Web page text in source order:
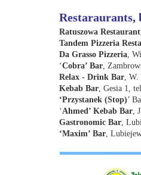
Restaraurants,
Ratuszowa Restaurant
Tandem Pizzeria
Da Grasso Pizzeria,
‘Cobra’ Bar,
Relax - Drink Bar, W.
Kebab Bar, Gesia 1,
‘Przystanek (Stop)’
‘Ahmed’ Kebab Bar,
Gastronomic Bar,
‘Maxim’ Bar,